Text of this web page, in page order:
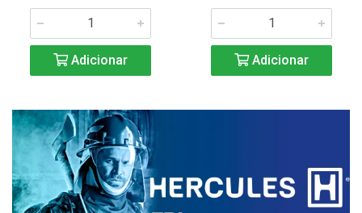
Adicionar Adicionar